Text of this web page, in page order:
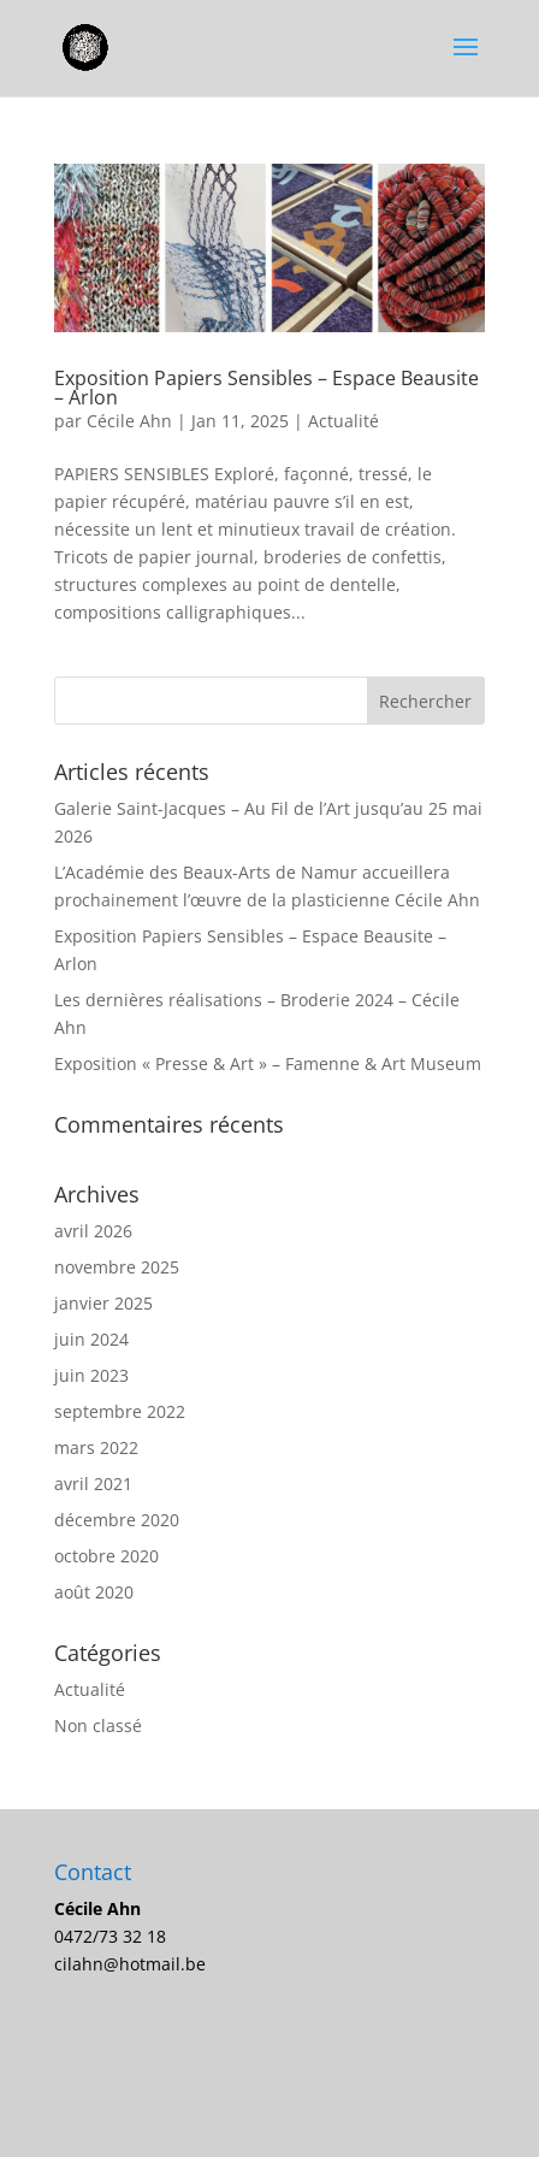
Exposition Papiers Sensibles – Espace Beausite
– Arlon
par Cécile Ahn | Jan 11, 2025| Actualité
PAPIERS SENSIBLES Exploré, façonné, tressé, le
papier récupéré, matériau pauvre s’il en est,
nécessite un lent et minutieux travail de création.
Tricots de papier journal, broderies de confettis,
structures complexes au point de dentelle,
compositions calligraphiques...
Articles récents
Galerie Saint-Jacques – Au Fil de l’Art jusqu’au 25 mai
2026
L’Académie des Beaux-Arts de Namur accueillera
prochainement l’œuvre de la plasticienne Cécile Ahn
Exposition Papiers Sensibles – Espace Beausite –
Arlon
Les dernières réalisations – Broderie 2024 – Cécile
Ahn
Exposition « Presse & Art » – Famenne & Art Museum
Commentaires récents
Archives
avril 2026
novembre 2025
janvier 2025
juin 2024
juin 2023
septembre 2022
mars 2022
avril 2021
décembre 2020
octobre 2020
août 2020
Catégories
Actualité
Non classé
Contact
Cécile Ahn
0472/73 32 18
cilahn@hotmail.be